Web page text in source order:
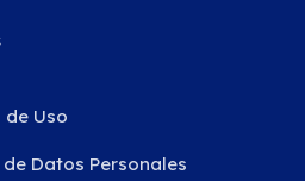
de Uso
Datos Personales